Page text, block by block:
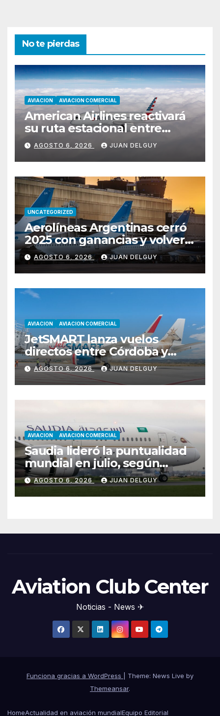
No te pierdas
AVIACION AVIACION COMERCIAL
American Airlines reactivará
su ruta estacional entre
Miami y Montevideo con
vuelos diarios
AGOSTO 6, 2026 JUAN DELGUY
UNCATEGORIZED
Aerolíneas Argentinas cerró
2025 con ganancias y volverá
a pagar impuesto a las
ganancias
AGOSTO 6, 2026 JUAN DELGUY
AVIACION AVIACION COMERCIAL
JetSMART lanza vuelos
directos entre Córdoba y
Florianópolis
AGOSTO 6, 2026 JUAN DELGUY
AVIACION AVIACION COMERCIAL
Saudia lideró la puntualidad
mundial en julio, según
Cirium
AGOSTO 6, 2026 JUAN DELGUY
Aviation Club Center
Noticias - News ✈
Funciona gracias a WordPress
Theme: News Live by
Themeansar.
HomeActualidad en aviación mundialEquipo Editorial